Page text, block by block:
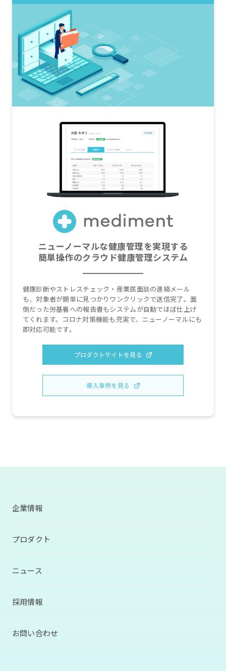
ニューノーマルな健康管理を実現する
簡単操作のクラウド健康管理システム
健康診断やストレスチェック・産業医面談の連絡メール
も、対象者が簡単に見つかりワンクリックで送信完了。面
倒だった労基署への報告書もシステムが自動でほぼ仕上げ
てくれます。コロナ対策機能も充実で、ニューノーマルにも
即対応可能です。
プロダクトサイトを見る
導入事例を見る
企業情報
プロダクト
ニュース
採用情報
お問い合わせ